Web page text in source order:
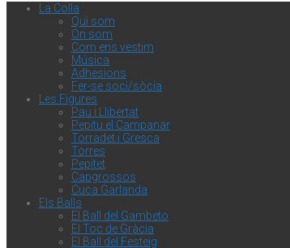
La Colla
Qui som
On som
Com ens vestim
Música
Adhesions
Fer-se soci/sòcia
Les Figures
Pau i Llibertat
Pepitu el Campanar
Torradet i Gresca
Torres
Pepitet
Capgrossos
Cuca Garlanda
Els Balls
El Ball del Gambeto
El Toc de Gràcia
El Ball del Festeig